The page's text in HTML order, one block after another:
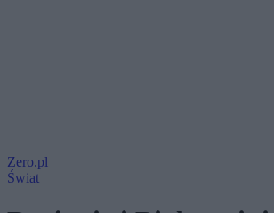
Zero.pl
Świat